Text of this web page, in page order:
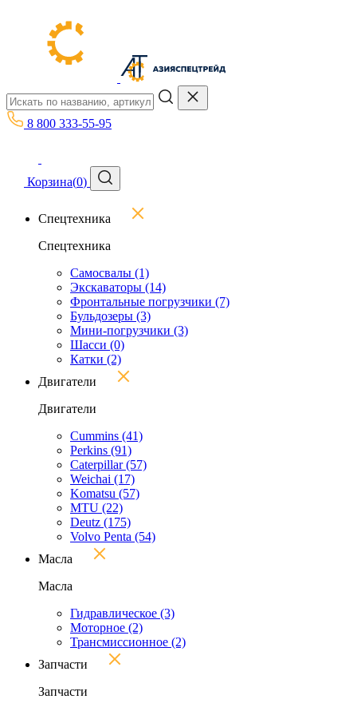
8 800 333-55-95
Корзина(0)
Спецтехника
Спецтехника
Самосвалы (1)
Экскаваторы (14)
Фронтальные погрузчики (7)
Бульдозеры (3)
Мини-погрузчики (3)
Шасси (0)
Катки (2)
Двигатели
Двигатели
Cummins (41)
Perkins (91)
Caterpillar(57)
Weichai (17)
Komatsu (57)
MTU (22)
Deutz (175)
Volvo Penta (54)
Масла
Масла
Гидравлическое (3)
Моторное (2)
Трансмиссионное (2)
Запчасти
Запчасти